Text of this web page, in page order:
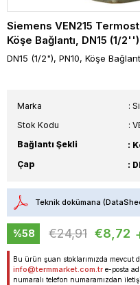
Siemens VEN215
Köşe Bağlantı, DN15 (1/2'')
DN15 (1/2"), PN10, Köşe
Marka :
Stok Kodu
Bağlantı Şekli
:
Çap
:
Teknik dokümana
%58
İndirim
€24,91 €8,72
Bu ürün şuan stoklarımızda mevcut
info@termmarket.com.tr e-posta
numaralı telefon numaramızdan